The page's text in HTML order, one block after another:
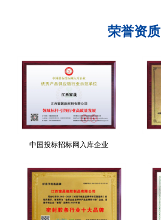
荣誉资质
中国投标招标网入库企业